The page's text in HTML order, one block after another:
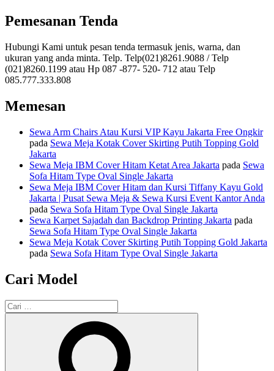
Pemesanan Tenda
Hubungi Kami untuk pesan tenda termasuk jenis, warna, dan
ukuran yang anda minta. Telp. Telp(021)8261.9088 / Telp
(021)8260.1199 atau Hp 087 -877- 520- 712 atau Telp
085.777.333.808
Memesan
Sewa Arm Chairs Atau Kursi VIP Kayu Jakarta Free Ongkir
pada Sewa Meja Kotak Cover Skirting Putih Topping Gold
Jakarta
Sewa Meja IBM Cover Hitam Ketat Area Jakarta pada Sewa
Sofa Hitam Type Oval Single Jakarta
Sewa Meja IBM Cover Hitam dan Kursi Tiffany Kayu Gold
Jakarta | Pusat Sewa Meja & Sewa Kursi Event Kantor Anda
pada Sewa Sofa Hitam Type Oval Single Jakarta
Sewa Karpet Sajadah dan Backdrop Printing Jakarta pada
Sewa Sofa Hitam Type Oval Single Jakarta
Sewa Meja Kotak Cover Skirting Putih Topping Gold Jakarta
pada Sewa Sofa Hitam Type Oval Single Jakarta
Cari Model
Pencarian
untuk: